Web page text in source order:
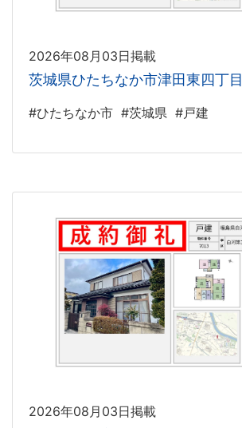
2026年08月03日掲載
茨城県ひたちなか市津田東四丁目
#ひたちなか市 #茨城県 #戸建
2026年08月03日掲載